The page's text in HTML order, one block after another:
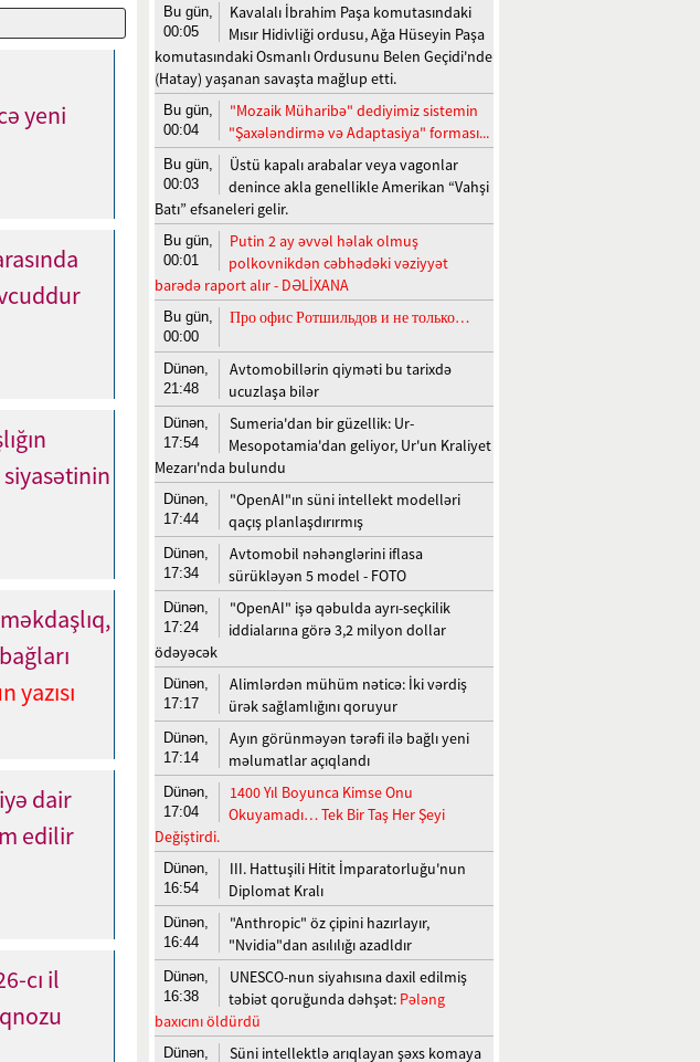
yeni
siyasətinin
yazısı
dair
edilir
cı il
Bu gün,
00:05
Kavalalı İbrahim Paşa komutasındaki
Mısır Hidivliği ordusu, Ağa Hüseyin Paşa
komutasındaki Osmanlı Ordusunu Belen Geçidi'nde
(Hatay) yaşanan savaşta mağlup etti.
Bu gün,
00:04
"Mozaik Müharibə" dediyimiz sistemin
"Şaxələndirmə və Adaptasiya" forması...
Bu gün,
00:03
Üstü kapalı arabalar veya vagonlar
denince akla genellikle Amerikan “Vahşi
Batı” efsaneleri gelir.
Bu gün,
00:01
Putin 2 ay əvvəl həlak olmuş
polkovnikdən cəbhədəki vəziyyət
barədə raport alır - DƏLİXANA
Bu gün,
00:00
Про офис Ротшильдов и не только…
Dünən,
21:48
Avtomobillərin qiyməti bu tarixdə
ucuzlaşa bilər
Dünən,
17:54
Sumeria'dan bir güzellik: Ur-
Mesopotamia'dan geliyor, Ur'un Kraliyet
Mezarı'nda bulundu
Dünən,
17:44
"OpenAI"ın süni intellekt modelləri
qaçış planlaşdırırmış
Dünən,
17:34
Avtomobil nəhənglərini iflasa
sürükləyən 5 model - FOTO
Dünən,
17:24
"OpenAI" işə qəbulda ayrı-seçkilik
iddialarına görə 3,2 milyon dollar
ödəyəcək
Dünən,
17:17
Alimlərdən mühüm nəticə: İki vərdiş
ürək sağlamlığını qoruyur
Dünən,
17:14
Ayın görünməyən tərəfi ilə bağlı yeni
məlumatlar açıqlandı
Dünən,
17:04
1400 Yıl Boyunca Kimse Onu
Okuyamadı… Tek Bir Taş Her Şeyi
Değiştirdi.
Dünən,
16:54
III. Hattuşili Hitit İmparatorluğu'nun
Diplomat Kralı
Dünən,
16:44
"Anthropic" öz çipini hazırlayır,
"Nvidia"dan asılılığı azadldır
Dünən,
16:38
UNESCO-nun siyahısına daxil edilmiş
təbiət qoruğunda dəhşət: Pələng
baxıcını öldürdü
Dünən, Süni intellektlə arıqlayan şəxs komaya